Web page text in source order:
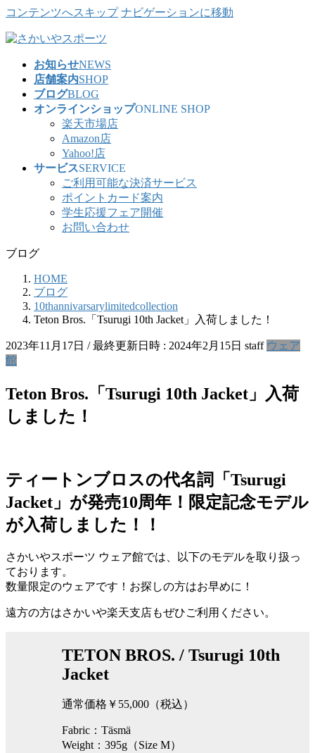
コンテンツへスキップ ナビゲーションに移動
お知らせNEWS
店舗案内SHOP
ブログBLOG
オンラインショップONLINE SHOP
楽天市場店
Amazon店
Yahoo!店
サービスSERVICE
ご利用可能な決済サービス
ポイントカード案内
学生応援フェア開催
お問い合わせ
ブログ
HOME
ブログ
10thannivarsarylimitedcollection
Teton Bros.「Tsurugi 10th Jacket」入荷しました！
2023年11月17日 / 最終更新日時 : 2024年2月15日 staff ウェア
館
Teton Bros.「Tsurugi 10th Jacket」入荷
しました！
ティートンブロスの代名詞「Tsurugi
Jacket」が発売10周年！限定記念モデル
が入荷しました！！
さかいやスポーツ ウェア館では、以下のモデルを取り扱っ
ております。
数量限定のウェアです！お探しの方はお早めに！
遠方の方はさかいや楽天支店もぜひご利用ください。
TETON BROS. / Tsurugi 10th
Jacket
通常価格￥55,000（税込）
Fabric：Täsmä
Weight：395g（Size M）